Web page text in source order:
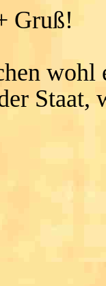
Gruß!
wohl
Staat,